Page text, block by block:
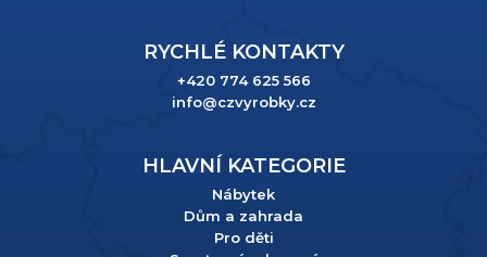
RYCHLÉ KONTAKTY
+420 774 625 566
info@czvyrobky.cz
HLAVNÍ KATEGORIE
Nábytek
Dům a zahrada
Pro děti